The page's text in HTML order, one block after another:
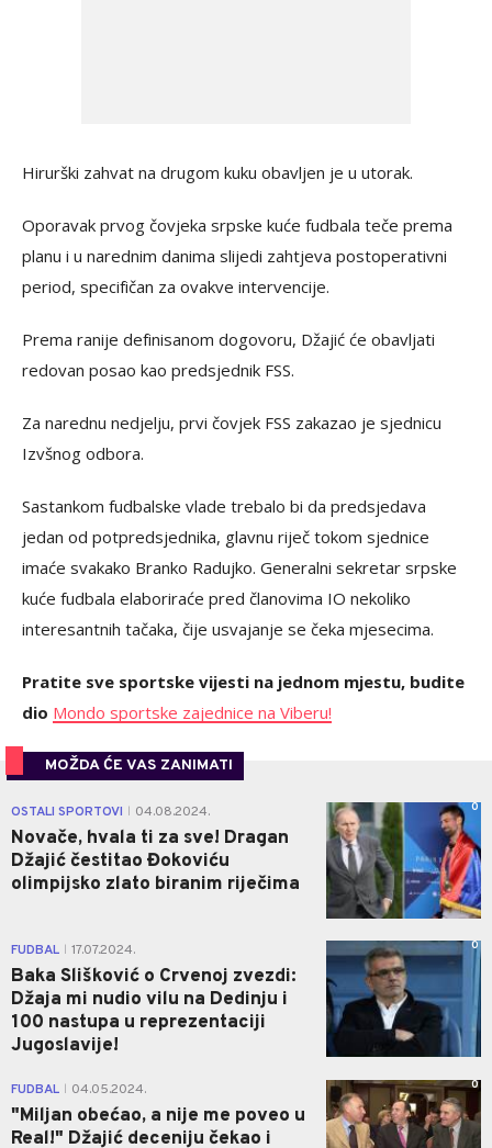
Hirurški zahvat na drugom kuku obavljen je u utorak.
Oporavak prvog čovjeka srpske kuće fudbala teče prema
planu i u narednim danima slijedi zahtjeva postoperativni
period, specifičan za ovakve intervencije.
Prema ranije definisanom dogovoru, Džajić će obavljati
redovan posao kao predsjednik FSS.
Za narednu nedjelju, prvi čovjek FSS zakazao je sjednicu
Izvšnog odbora.
Sastankom fudbalske vlade trebalo bi da predsjedava
jedan od potpredsjednika, glavnu riječ tokom sjednice
imaće svakako Branko Radujko. Generalni sekretar srpske
kuće fudbala elaboriraće pred članovima IO nekoliko
interesantnih tačaka, čije usvajanje se čeka mjesecima.
Pratite sve sportske vijesti na jednom mjestu, budite
dio Mondo sportske zajednice na Viberu!
MOŽDA ĆE VAS ZANIMATI
OSTALI SPORTOVI 04.08.2024.
Novače, hvala ti za sve! Dragan
Džajić čestitao Đokoviću
olimpijsko zlato biranim riječima
0
FUDBAL 17.07.2024.
Baka Slišković o Crvenoj zvezdi:
Džaja mi nudio vilu na Dedinju i
100 nastupa u reprezentaciji
Jugoslavije!
0
FUDBAL 04.05.2024.
"Miljan obećao, a nije me poveo u
Real!" Džajić deceniju čekao i
0